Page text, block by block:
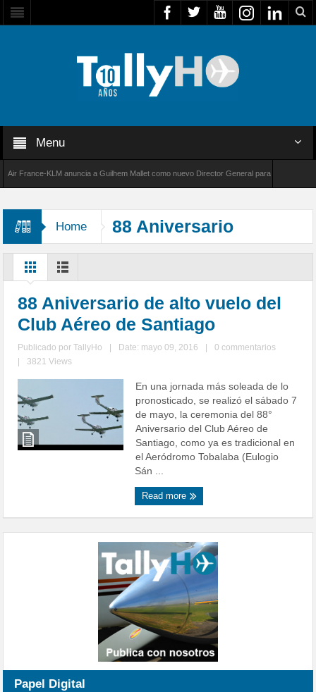
Menu
KLM anuncia a Guilhem Mallet como nuevo Director General para América Latina
Home 88 Aniversario
88 Aniversario de alto vuelo del
Club Aéreo de Santiago
Publicado porTallyHo Date: mayo 09, 2016
0 commentarios
3821 Views
En una jornada más soleada de lo
pronosticado, se realizó el sábado 7
de mayo, la ceremonia del 88°
Aniversario del Club Aéreo de
Santiago, como ya es tradicional en
el Aeródromo Tobalaba (Eulogio
Sán ...
Read more
Papel Digital